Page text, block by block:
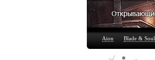
Aion Blade & Soul